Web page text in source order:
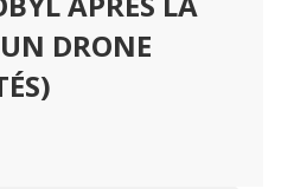
DRONE